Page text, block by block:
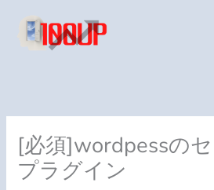
[必須]wordpessの
プラグイン